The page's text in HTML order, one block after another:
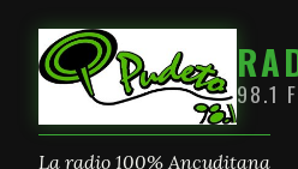
98.1
La radio 100% Ancuditana